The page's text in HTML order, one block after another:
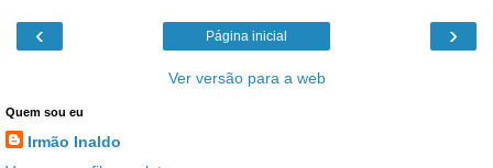
‹ ›
Página inicial
Ver versão para a web
Quem sou eu
Irmão Inaldo